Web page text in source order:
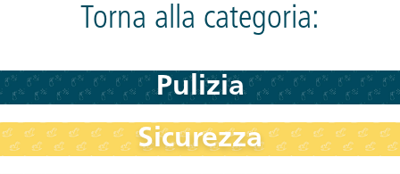
Torna alla categoria:
Pulizia
Sicurezza